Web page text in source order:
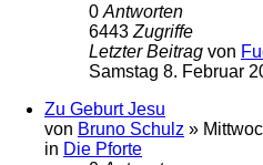
0 Antworten
6443 Zugriffe
Letzter Beitrag von
Samstag 8. Februar
Zu Geburt Jesu
von Bruno Schulz »
in Die Pforte